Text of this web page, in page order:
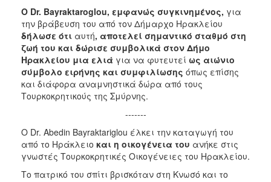
ΤΟΠΟΣ
ΠΟΛΙΤΙΣΜΟΣ
ΑΝΘΕΚΤΙΚΗ
ΠΟΛΗ
Ο Dr. Bayraktaroglou, εμφανώς συγκινημένος, για
την βράβευση του από τον Δήμαρχο Ηρακλείου
δήλωσε ότι αυτή, αποτελεί σημαντικό σταθμό στη
ζωή του και δώρισε συμβολικά στον Δήμο
Ηρακλείου μια ελιά για να φυτευτεί ως αιώνιο
σύμβολο ειρήνης και συμφιλίωσης όπως επίσης
και διάφορα αναμνηστικά δώρα από τους
Τουρκοκρητικούς της Σμύρνης.
-------
Ο Dr. Abedin Bayraktariglou έλκει την καταγωγή του
από το Ηράκλειο και η οικογένεια του ανήκε στις
γνωστές Τουρκοκρητικές Οικογένειες του Ηρακλείου.
Το πατρικό του σπίτι βρισκόταν στη Κνωσό και το